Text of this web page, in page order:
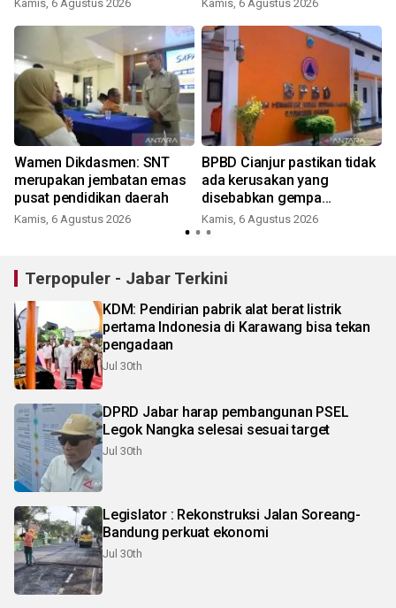
Kamis, 6 Agustus 2026 Kamis, 6 Agustus 2026
Wamen Dikdasmen: SNT
merupakan jembatan emas
pusat pendidikan daerah
Kamis, 6 Agustus 2026
BPBD Cianjur pastikan tidak
ada kerusakan yang
disebabkan gempa
Pangandaran
Kamis, 6 Agustus 2026
Terpopuler - Jabar Terkini
KDM: Pendirian pabrik alat berat listrik
pertama Indonesia di Karawang bisa tekan
pengadaan
Jul 30th
DPRD Jabar harap pembangunan PSEL
Legok Nangka selesai sesuai target
Jul 30th
Legislator : Rekonstruksi Jalan Soreang-
Bandung perkuat ekonomi
Jul 30th